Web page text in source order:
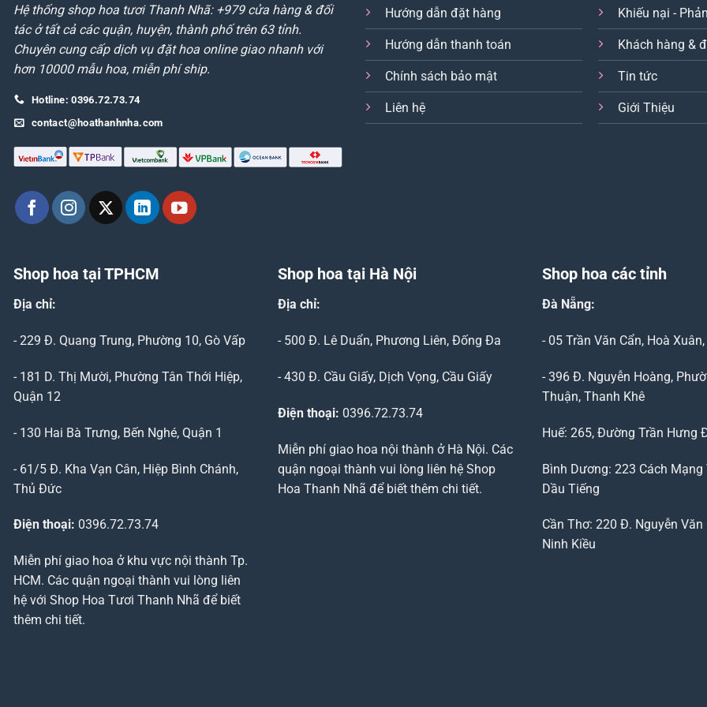
Hệ thống shop hoa tươi Thanh Nhã: +979 cửa hàng & đối
tác ở tất cả các quận, huyện, thành phố trên 63 tỉnh.
Chuyên cung cấp dịch vụ đặt hoa online giao nhanh với
hơn 10000 mẫu hoa, miễn phí ship.
Hotline: 0396.72.73.74
contact@hoathanhnha.com
Hướng dẫn đặt hàng
Hướng dẫn thanh toán
Chính sách bảo mật
Liên hệ
Khiếu nại -
Khách hàng &
Tin tức
Giới Thiệu
Shop hoa tại TPHCM
Địa chỉ:
- 229 Đ. Quang Trung, Phường 10, Gò Vấp
- 181 D. Thị Mười, Phường Tân Thới Hiệp,
Quận 12
- 130 Hai Bà Trưng, Bến Nghé, Quận 1
- 61/5 Đ. Kha Vạn Cân, Hiệp Bình Chánh,
Thủ Đức
Điện thoại: 0396.72.73.74
Miễn phí giao hoa ở khu vực nội thành Tp.
HCM. Các quận ngoại thành vui lòng liên
hệ với Shop Hoa Tươi Thanh Nhã để biết
thêm chi tiết.
Shop hoa tại Hà Nội
Địa chỉ:
- 500 Đ. Lê Duẩn, Phương Liên, Đống Đa
- 430 Đ. Cầu Giấy, Dịch Vọng, Cầu Giấy
Điện thoại: 0396.72.73.74
Miễn phí giao hoa nội thành ở Hà Nội. Các
quận ngoại thành vui lòng liên hệ Shop
Hoa Thanh Nhã để biết thêm chi tiết.
Shop hoa các tỉnh
Đà Nẵng:
- 05 Trần Văn Cẩn, Hoà
- 396 Đ. Nguyễn Hoàng,
Thuận, Thanh Khê
Huế: 265, Đường Trần Hưng
Bình Dương: 223 Cách Mạng
Dầu Tiếng
Cần Thơ: 220 Đ. Nguyễn Văn
Ninh Kiều